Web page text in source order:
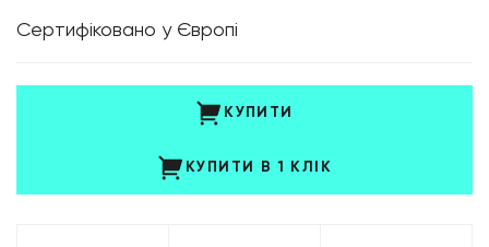
Cертифіковано у Європі
КУПИТИ
КУПИТИ В 1 КЛІК